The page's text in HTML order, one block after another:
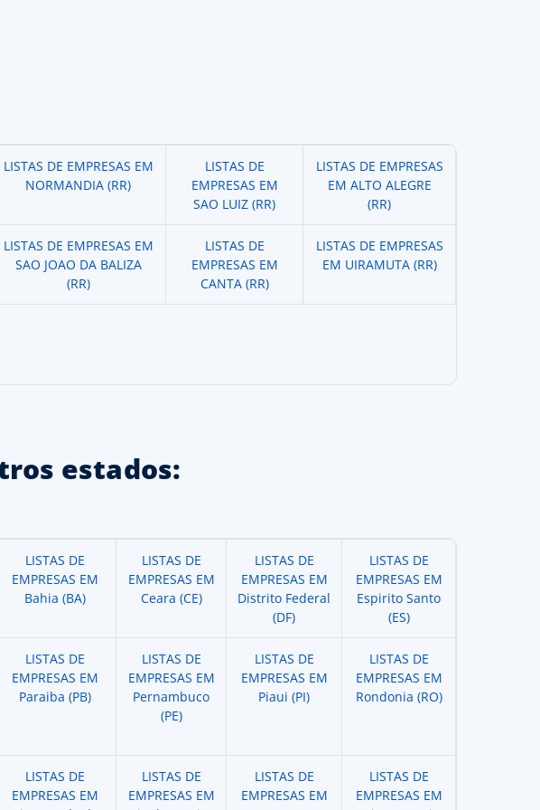
LISTAS DE EMPRESAS EM
NORMANDIA (RR)
LISTAS DE
EMPRESAS EM
SAO LUIZ (RR)
LISTAS DE EMPRESAS
EM ALTO ALEGRE
(RR)
LISTAS DE EMPRESAS EM
SAO JOAO DA BALIZA
(RR)
LISTAS DE
EMPRESAS EM
CANTA (RR)
LISTAS DE EMPRESAS
EM UIRAMUTA (RR)
estados:
LISTAS DE
EMPRESAS EM
Bahia (BA)
LISTAS DE
EMPRESAS EM
Ceara (CE)
LISTAS DE
EMPRESAS EM
Distrito Federal
(DF)
LISTAS DE
EMPRESAS EM
Espirito Santo
(ES)
LISTAS DE
EMPRESAS EM
Paraiba (PB)
LISTAS DE
EMPRESAS EM
Pernambuco
(PE)
LISTAS DE
EMPRESAS EM
Piaui (PI)
LISTAS DE
EMPRESAS EM
Rondonia (RO)
LISTAS DE
EMPRESAS EM
LISTAS DE
EMPRESAS EM
LISTAS DE
EMPRESAS EM
LISTAS DE
EMPRESAS EM